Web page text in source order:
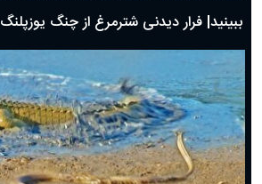
ببینید| فرار دیدنی شترمرغ از چنگ یوزپلنگ